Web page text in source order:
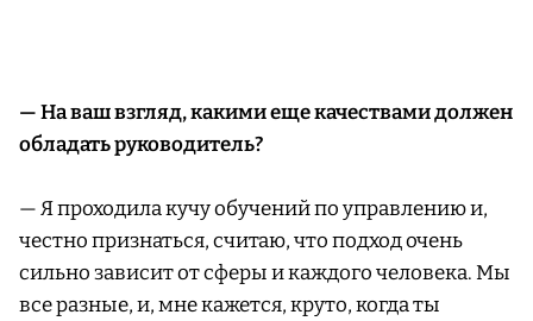
— На ваш взгляд, какими еще качествами должен
обладать руководитель?
— Я проходила кучу обучений по управлению и,
честно признаться, считаю, что подход очень
сильно зависит от сферы и каждого человека. Мы
все разные, и, мне кажется, круто, когда ты